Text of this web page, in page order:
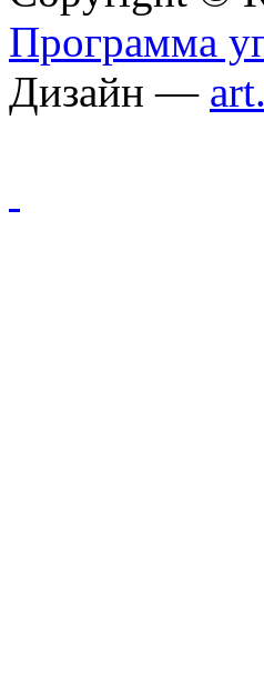
Программа
Дизайн —